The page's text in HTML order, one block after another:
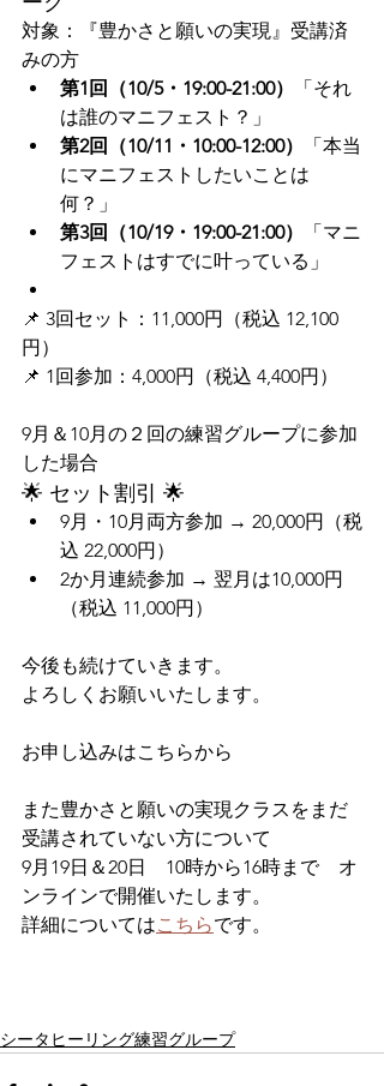
対象：『豊かさと願いの実現』受講済
みの方
第1回（10/5・19:00-21:00）
「それ
は誰のマニフェスト？」
第2回（10/11・10:00-12:00）
「本当
にマニフェストしたいことは
何？」
第3回（10/19・19:00-21:00）
「マニ
フェストはすでに叶っている」
📌 3回セット：11,000円（税込 12,100
円）
📌 1回参加：4,000円（税込 4,400円）
9月＆10月の２回の練習グループに参加
した場合
🌟 セット割引 🌟
9月・10月両方参加 → 20,000円（税
込 22,000円）
2か月連続参加 → 翌月は10,000円
（税込 11,000円）
今後も続けていきます。
よろしくお願いいたします。
お申し込みはこちらから
また豊かさと願いの実現クラスをまだ
受講されていない方について
9月19日＆20日　10時から16時まで　オ
ンラインで開催いたします。
詳細についてはこちらです。
シータヒーリング練習グループ